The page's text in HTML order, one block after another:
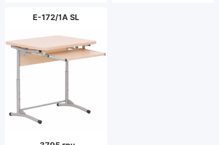
E-172/1A SL